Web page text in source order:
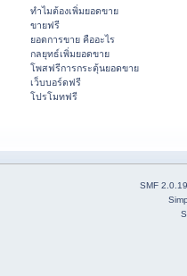
ทำไมต้องเพิ่มยอดขาย
ขายฟรี
ยอดการขาย คืออะไร
กลยุทธ์เพิ่มยอดขาย
โพสฟรีการกระตุ้นยอดขาย
เว็บบอร์ดฟรี
โปรโมทฟรี
SMF 2.0.19